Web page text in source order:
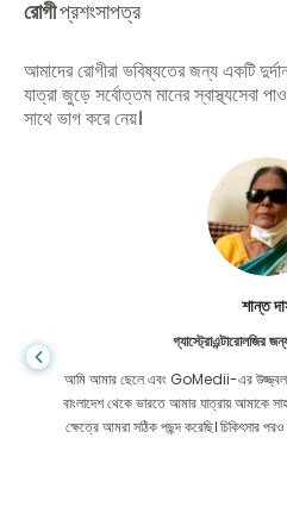
রোগীপ্রশংসাপত্র
আমাদের রোগীরা ভবিষ্যতের জন্য একটি
যাত্রা জুড়ে সর্বোত্তম মানের স্বাস্থ্যসেবা
সাথে ভাগ করে নেয়।
শান্ত
গ্যাস্ট্রোএন্টারোলজির
আমি আমার ছেলে এবং GoMedii-এর উজ্জ্বল
বাংলাদেশ থেকে ভারতে আমার যাত্রায় আমাকে
ক্ষেত্রে আমরা সঠিক পছন্দ করেছি। চিকিৎসার